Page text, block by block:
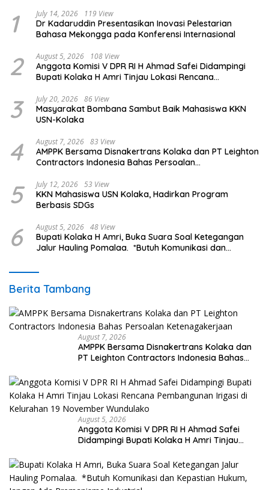
1 July 14, 2026 119 View
Dr Kadaruddin Presentasikan Inovasi Pelestarian
Bahasa Mekongga pada Konferensi Internasional
2 August 5, 2026 108 View
Anggota Komisi V DPR RI H Ahmad Safei Didampingi
Bupati Kolaka H Amri Tinjau Lokasi Rencana
Wundulako
3 July 20, 2026 86 View
Masyarakat Bombana Sambut Baik Mahasiswa KKN
USN-Kolaka
4 August 7, 2026 83 View
AMPPK Bersama Disnakertrans Kolaka dan PT Leighton
Contractors Indonesia Bahas Persoalan
5 July 12, 2026 53 View
KKN Mahasiswa USN Kolaka, Hadirkan Program
Berbasis SDGs
6 August 5, 2026 48 View
Bupati Kolaka H Amri, Buka Suara Soal Ketegangan
Jalur Hauling Pomalaa. *Butuh Komunikasi dan
Berita Tambang
August 7, 2026
AMPPK Bersama Disnakertrans Kolaka dan
PT Leighton Contractors Indonesia Bahas
August 5, 2026
Anggota Komisi V DPR RI H Ahmad Safei
Didampingi Bupati Kolaka H Amri Tinjau
Kelurahan 19 November Wundulako